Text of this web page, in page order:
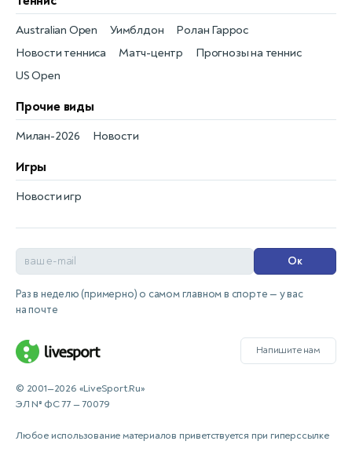
Новости тенниса
Australian Open
Матч-центр
Уимблдон
Прогнозы на теннис
Ролан Гаррос
US Open
Прочие виды
Новости
Милан-2026
Игры
Новости игр
Ок
Раз в неделю (примерно) о самом главном в спорте — у вас
на почте
Напишите нам
© 2001—2026 «LiveSport.Ru»
ЭЛ № ФС 77 — 70079
Любое использование материалов приветствуется при гиперссылке